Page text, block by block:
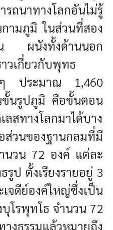
ถนาทางโลกอันไม่รู้
ามภูมิ ในส่วนที่สอง
น ผนังทั้งด้านนอก
วเกี่ยวกับพุทธ
ๆ ประมาณ 1,460
นรูปภูมิ คือขั้นตอน
สทางโลกมาได้บาง
นของฐานกลมที่มี
นวน 72 องค์ แต่ละ
ป ตั้งเรียงรายอยู่ 3
ดีย์องค์ใหญ่ซึ่งเป็น
รพุทโธ จำนวน 72
งธรรมแล้วหมายถึง